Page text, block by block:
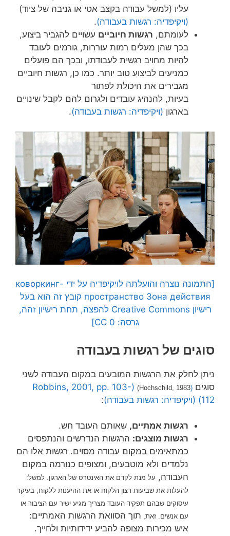
עליו (למשל עבודה בקצב אטי או גניבה של ציוד)
(ויקיפדיה: רגשות בעבודה).
לעומתם, רגשות חיוביים עשויים להגביר ביצוע,
בכך שהן מעלים רמות עוררות, גורמים לעובד
להיות מחויב רגשית לעבודתו, ובכך הם פועלים
כמניעים לביצוע טוב יותר. כמו כן, רגשות חיוביים
מגבירים את היכולת לפתור
בעיות, להנהיג עובדים ולגרום להם לקבל שינויים
בארגון (ויקיפדיה: רגשות בעבודה).
[התמונה נוצרה והועלתה לויקיפדיה על ידי коворкинг-
пространство Зона действия קובץ זה הוא בעל
רישיון Creative Commons להפצה, תחת רישיון זהה,
גרסה: CC 0]
סוגים של רגשות בעבודה
ניתן לחלק את הרגשות המובעים במקום העבודה לשני
סוגים (
Hochschild , 1983)
(Robbins, 2001, pp. 103-
112)
(ויקיפדיה: רגשות בעבודה):
רגשות אמתיים, שאותם העובד חש.
רגשות מוצגים: הרגשות הנדרשים והנתפסים
כמתאימים במקום עבודה מסוים. רגשות אלו הם
נלמדים ולא מוטבעים, ומצופים כנורמה במקום
העבודה, על מנת לקדם את האינטרס של הארגון. למשל:
להעלות את שביעות רצון הלקוח או את ההיענות ללקוח, בעיקר
עיסוקים שבהם תפקיד העובד מצריך מגיע ישיר עם הציבור או
עם אנשים. זאת, תוך הסוואת הרגשות האמתיים:
איש מכירות מצופה להביע ידידותיות ולחייך.